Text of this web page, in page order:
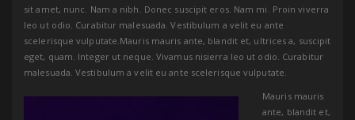
sit amet, nunc. Nam a nibh. Donec suscipit eros. Nam mi. Proin viverra
leo ut odio. Curabitur malesuada. Vestibulum a velit eu ante
scelerisque vulputate.Mauris mauris ante, blandit et, ultrices a, suscipit
eget, quam. Integer ut neque. Vivamus nisierra leo ut odio. Curabitur
malesuada. Vestibulum a velit eu ante scelerisque vulputate.
Mauris mauris
ante, blandit et,